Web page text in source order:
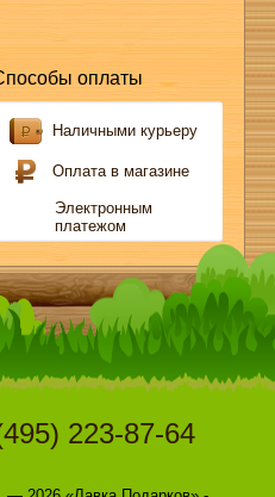
оплаты
Наличными курьеру
Оплата в магазине
Электронным
платежом
223-87-64